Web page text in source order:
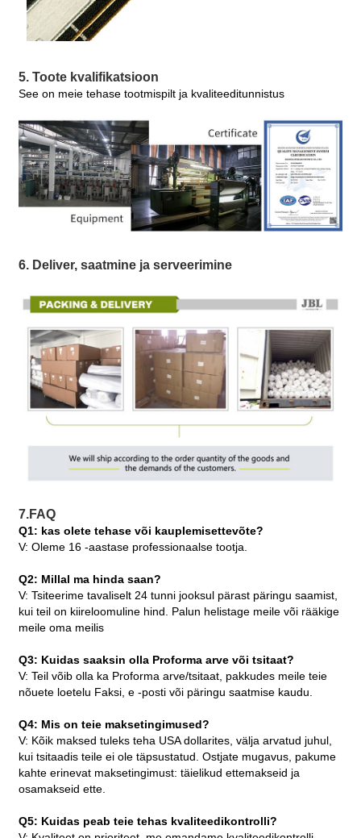
5. Toote kvalifikatsioon
See on meie tehase tootmispilt ja kvaliteeditunnistus
6. Deliver, saatmine ja serveerimine
7.FAQ
Q1: kas olete tehase või kauplemisettevõte?
V: Oleme 16 -aastase professionaalse tootja.
Q2: Millal ma hinda saan?
V: Tsiteerime tavaliselt 24 tunni jooksul pärast päringu saamist,
kui teil on kiireloomuline hind. Palun helistage meile või rääkige
meile oma meilis
Q3: Kuidas saaksin olla Proforma arve või tsitaat?
V: Teil võib olla ka Proforma arve/tsitaat, pakkudes meile teie
nõuete loetelu Faksi, e -posti või päringu saatmise kaudu.
Q4: Mis on teie maksetingimused?
V: Kõik maksed tuleks teha USA dollarites, välja arvatud juhul,
kui tsitaadis teile ei ole täpsustatud. Ostjate mugavus, pakume
kahte erinevat maksetingimust: täielikud ettemakseid ja
osamakseid ette.
Q5: Kuidas peab teie tehas kvaliteedikontrolli?